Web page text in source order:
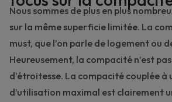
Nous sommes de plus en plus
sur la même superficie limitée. La
must, que l’on parle de logement ou
Heureusement, la compacité n’est
d’étroitesse. La compacité couplée
d’utilisation maximal est clairement